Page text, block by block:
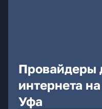
Провайдеры
интернета
Уфа